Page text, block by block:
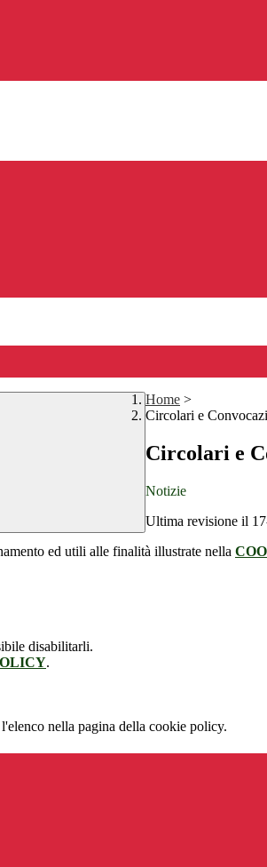
Home >
Circolari e
Circolari e
Notizie
Ultima revisione il
ed utili alle finalità illustrate nella
disabilitarli.
.
nella pagina della cookie policy.